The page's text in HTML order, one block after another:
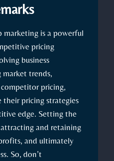
marketing is a powerful
pricing
business
market trends,
pricing,
their pricing strategies
edge. Setting the
and retaining
and ultimately
So, don’t